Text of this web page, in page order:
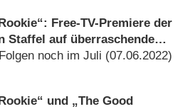
Free-TV-Premiere der
Staffel auf überraschendem
noch im Juli (07.06.2022)
und „The Good